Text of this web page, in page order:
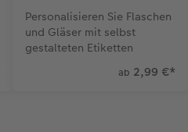
Personalisieren Sie Flaschen
und Gläser mit selbst
gestalteten Etiketten
ab 2,99 €*